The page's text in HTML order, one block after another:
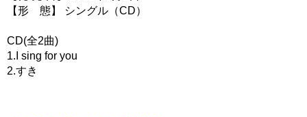
【形 態】 シングル（CD）
CD(全2曲)
1.I sing for you
2.すき